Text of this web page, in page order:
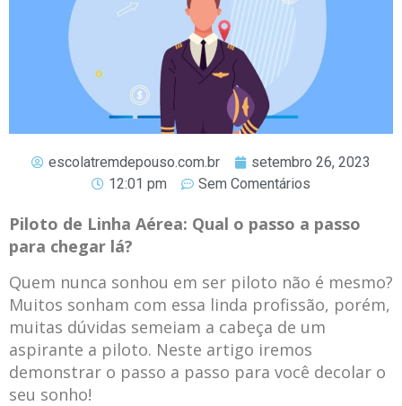
escolatremdepouso.com.br
setembro 26, 2023
12:01 pm
Sem Comentários
Piloto de Linha Aérea: Qual o passo a passo
para chegar lá?
Quem nunca sonhou em ser piloto não é mesmo?
Muitos sonham com essa linda profissão, porém,
muitas dúvidas semeiam a cabeça de um
aspirante a piloto. Neste artigo iremos
demonstrar o passo a passo para você decolar o
seu sonho!